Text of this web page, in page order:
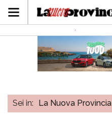
Sei in: La Nuova Provincia